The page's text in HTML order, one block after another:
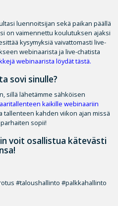
luennoitsijan sekä paikan päällä
on vaimennettu koulutuksen ajaksi
kysymyksiä vaivattomasti live-
webinaarista ja live-chatista
webinaarista löydät tästä.
sovi sinulle?
sillä lähetämme sähköisen
kaikille webinaariin
tallenteen kahden viikon ajan missä
sopii!
voit osallistua kätevästi
#taloushallinto #palkkahallinto